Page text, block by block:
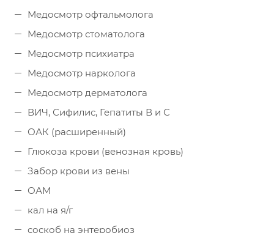
Медосмотр офтальмолога
Медосмотр стоматолога
Медосмотр психиатра
Медосмотр нарколога
Медосмотр дерматолога
ВИЧ, Сифилис, Гепатиты В и С
ОАК (расширенный)
Глюкоза крови (венозная кровь)
Забор крови из вены
ОАМ
кал на я/г
соскоб на энтеробиоз